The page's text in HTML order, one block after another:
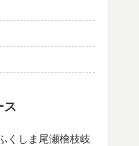
ス
くしま尾瀬檜枝岐